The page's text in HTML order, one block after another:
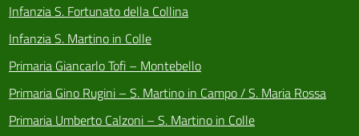
Infanzia S. Fortunato della Collina
Infanzia S. Martino in Colle
Primaria Giancarlo Tofi – Montebello
Primaria Gino Rugini – S. Martino in Campo / S. Maria Rossa
Primaria Umberto Calzoni – S. Martino in Colle